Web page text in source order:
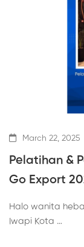
March 22, 2025
Pelatihan &
Go Export
Halo wanita
Iwapi Kota …